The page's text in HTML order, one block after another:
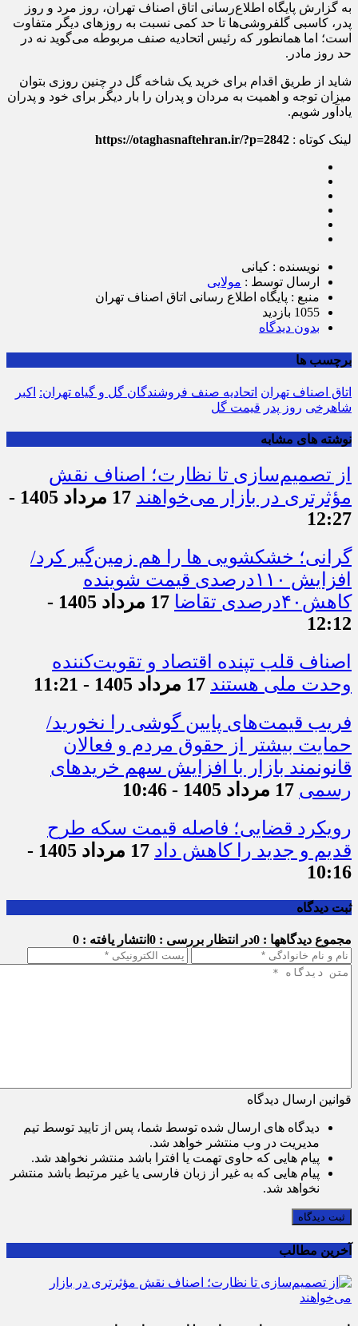
به گزارش پایگاه اطلاع‌رسانی اتاق اصناف تهران، روز مرد و روز
پدر، کاسبی‌ گلفروشی‌ها تا حد کمی نسبت به روزهای دیگر متفاوت
است؛ اما همانطور که رئیس اتحادیه صنف مربوطه می‌گوید نه در
حد روز مادر.
شاید از طریق اقدام برای خرید یک شاخه گل در چنین روزی بتوان
میزان توجه و اهمیت به مردان و پدران را بار دیگر برای خود و پدران
یادآور شویم.
لینک کوتاه : https://otaghasnaftehran.ir/?p=2842
نویسنده : کیانی
ارسال توسط : مولایی
منبع : پایگاه اطلاع ‎رسانی اتاق اصناف تهران
1055 بازدید
بدون دیدگاه
برچسب ها
اتاق اصناف تهران اتحادیه صنف فروشندگان گل و گیاه تهران: اکبر
شاهرخی روز پدر قیمت گل
نوشته های مشابه
از تصمیم‌سازی تا نظارت؛ اصناف نقش
مؤثرتری در بازار می‌خواهند
17 مرداد 1405 -
12:27
گرانی؛ خشکشویی‌ ها را هم زمین‌گیر کرد/
افزایش ۱۱۰درصدی قیمت شوینده
کاهش۴۰درصدی تقاضا
17 مرداد 1405 -
12:12
اصناف قلب تپنده اقتصاد و تقویت‌کننده
وحدت ملی هستند 17 مرداد 1405 - 11:21
فریب قیمت‌های پایین گوشی را نخورید/
حمایت بیشتر از حقوق مردم و فعالان
قانونمند بازار با افزایش سهم خریدهای
رسمی 17 مرداد 1405 - 10:46
رویکرد قضایی؛ فاصله قیمت سکه طرح
قدیم و جدید را کاهش داد
17 مرداد 1405 -
10:16
ثبت دیدگاه
مجموع دیدگاهها : 0 در انتظار بررسی : 0 انتشار یافته : 0
قوانین ارسال دیدگاه
دیدگاه های ارسال شده توسط شما، پس از تایید توسط تیم
مدیریت در وب منتشر خواهد شد.
پیام هایی که حاوی تهمت یا افترا باشد منتشر نخواهد شد.
پیام هایی که به غیر از زبان فارسی یا غیر مرتبط باشد منتشر
نخواهد شد.
ثبت دیدگاه
آخرین مطالب